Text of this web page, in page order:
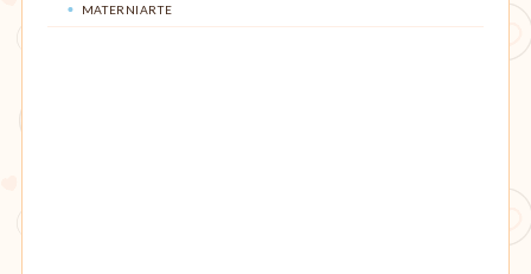
MATERNIARTE